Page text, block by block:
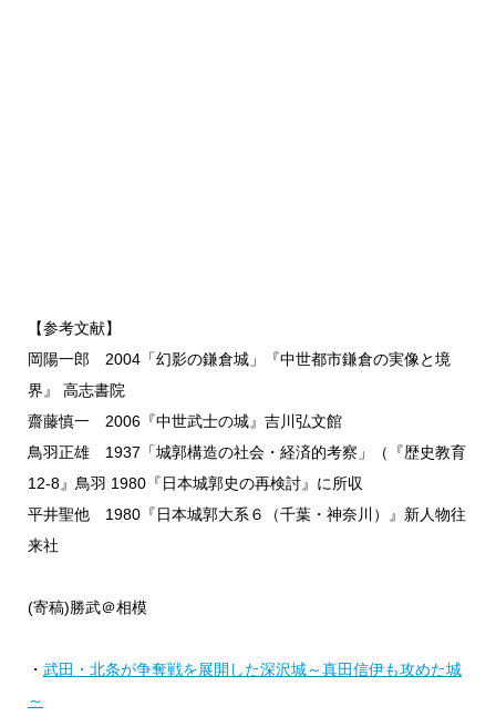
【参考文献】
岡陽一郎 2004「幻影の鎌倉城」『中世都市鎌倉の実像と境
界』 高志書院
齋藤慎一 2006『中世武士の城』吉川弘文館
鳥羽正雄 1937「城郭構造の社会・経済的考察」（『歴史教育
12-8』鳥羽 1980『日本城郭史の再検討』に所収
平井聖他 1980『日本城郭大系６（千葉・神奈川）』新人物往
来社
(寄稿)勝武＠相模
・ 武田・北条が争奪戦を展開した深沢城～真田信伊も攻めた城
～